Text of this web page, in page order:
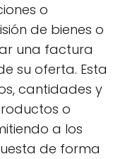
o
de bienes o
una factura
su oferta. Esta
cantidades y
o
a los
de forma